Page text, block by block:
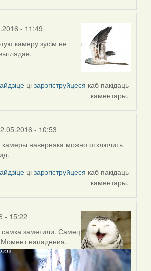
- 11:49
камеру зусім не
цізарэгіструйцеся каб пакідаць
каментары.
- 10:53
наверняка можно отключить
цізарэгіструйцеся каб пакідаць
каментары.
- 15:22
заметили. Самец
нападения.